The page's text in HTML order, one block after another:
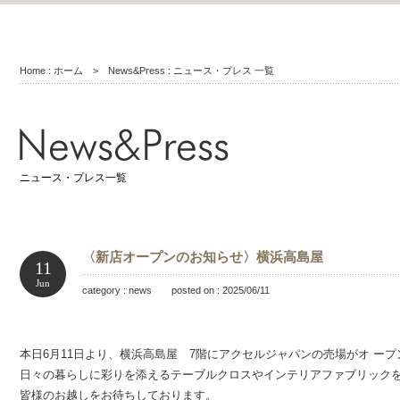
Home : ホーム > News&Press : ニュース・プレス 一覧
ニュース・プレス一覧
11
Jun
〈新店オープンのお知らせ〉横浜高島屋
category : news posted on : 2025/06/11
本日6月11日より、横浜高島屋 7階にアクセルジャパンの売場がオ ープ
日々の暮らしに彩りを添えるテーブルクロスやインテリアファブリック
皆様のお越しをお待ちしております。